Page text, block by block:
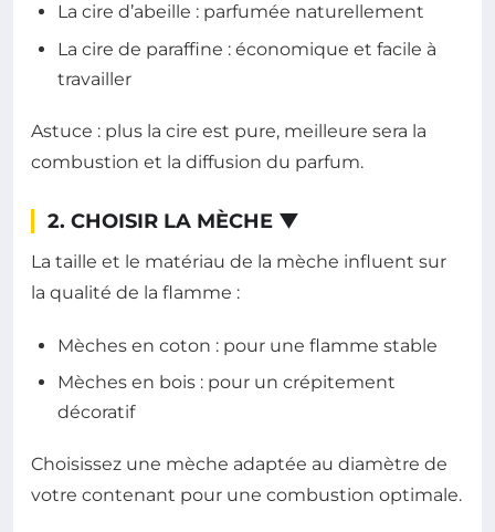
La cire d’abeille : parfumée naturellement
La cire de paraffine : économique et facile à
travailler
Astuce : plus la cire est pure, meilleure sera la
combustion et la diffusion du parfum.
2. CHOISIR LA MÈCHE ▼
La taille et le matériau de la mèche influent sur
la qualité de la flamme :
Mèches en coton : pour une flamme stable
Mèches en bois : pour un crépitement
décoratif
Choisissez une mèche adaptée au diamètre de
votre contenant pour une combustion optimale.